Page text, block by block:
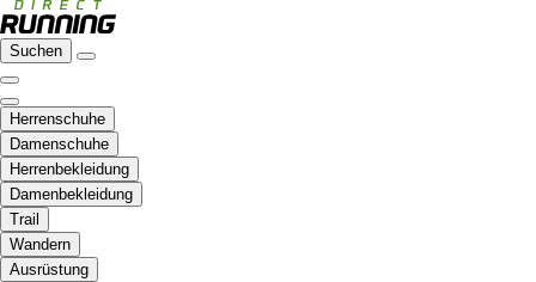
Suchen
Herrenschuhe
Damenschuhe
Herrenbekleidung
Damenbekleidung
Trail
Wandern
Ausrüstung